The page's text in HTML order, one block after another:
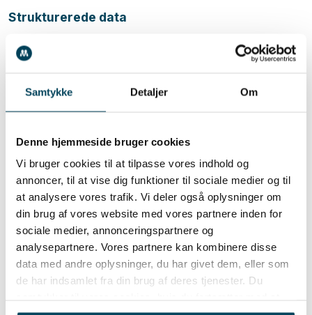
Samtykke Detaljer Om
Denne hjemmeside bruger cookies
Vi bruger cookies til at tilpasse vores indhold og
annoncer, til at vise dig funktioner til sociale medier og til
at analysere vores trafik. Vi deler også oplysninger om
din brug af vores website med vores partnere inden for
sociale medier, annonceringspartnere og
analysepartnere. Vores partnere kan kombinere disse
data med andre oplysninger, du har givet dem, eller som
de har indsamlet fra din brug af deres tjenester. Du
Strukturerede data
Implementering af strukturerede data hjælper
søgemaskiner med at forstå indholdet bedre og kan
give adgang til udvidede søgeresultater som rich
snippets, herunder implementering af schema.org.
Struktur på hjemmesiden
Skabe en logisk og overskuelig struktur af
webadresserne, der hjælper både brugere og
søgemaskiner med at forstå indholdet og sikrere
optimal navigation.
Sikkerhed
Et sikkert website med HTTPS er en rankingfaktor
og skaber tillid hos brugerne. Overgangen fra